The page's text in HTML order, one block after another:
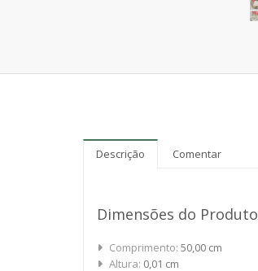
Descrição Comentar
Dimensões do Produto
Comprimento: 50,00 cm
Altura: 0,01 cm